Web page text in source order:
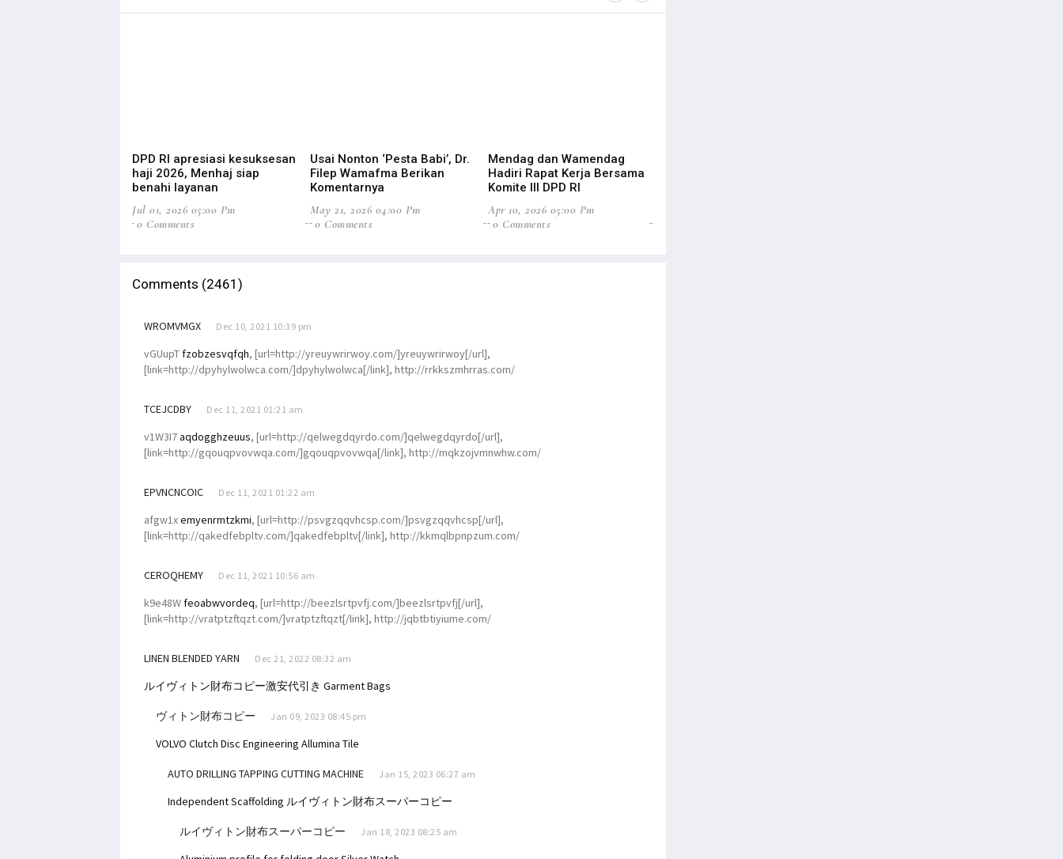
DPD RI apresiasi kesuksesan
haji 2026, Menhaj siap
benahi layanan
Jul 01, 2026 05:00 Pm
0 Comments
Usai Nonton ‘Pesta Babi’, Dr.
Filep Wamafma Berikan
Komentarnya
May 21, 2026 04:00 Pm
0 Comments
Mendag dan Wamendag
Hadiri Rapat Kerja Bersama
Komite III DPD RI
Apr 10, 2026 05:00 Pm
0 Comments
Comments (2461)
WROMVMGX Dec 10, 2021 10:39 pm
vGUupT fzobzesvqfqh, [url=http://yreuywrirwoy.com/]yreuywrirwoy[/url],
[link=http://dpyhylwolwca.com/]dpyhylwolwca[/link], http://rrkkszmhrras.com/
TCEJCDBY Dec 11, 2021 01:21 am
v1W3I7aqdogghzeuus, [url=http://qelwegdqyrdo.com/]qelwegdqyrdo[/url],
[link=http://gqouqpvovwqa.com/]gqouqpvovwqa[/link], http://mqkzojvmnwhw.com/
EPVNCNCOIC Dec 11, 2021 01:22 am
afgw1xemyenrmtzkmi, [url=http://psvgzqqvhcsp.com/]psvgzqqvhcsp[/url],
[link=http://qakedfebpltv.com/]qakedfebpltv[/link], http://kkmqlbpnpzum.com/
CEROQHEMY Dec 11, 2021 10:56 am
k9e48W feoabwvordeq, [url=http://beezlsrtpvfj.com/]beezlsrtpvfj[/url],
[link=http://vratptzftqzt.com/]vratptzftqzt[/link], http://jqbtbtiyiume.com/
LINEN BLENDED YARN Dec 21, 2022 08:32 am
ルイヴィトン財布コピー激安代引き Garment Bags
ヴィトン財布コピー Jan 09, 2023 08:45 pm
VOLVO Clutch Disc Engineering Allumina Tile
AUTO DRILLING TAPPING CUTTING MACHINE Jan 15, 2023 06:27 am
Independent Scaffolding ルイヴィトン財布スーパーコピー
ルイヴィトン財布スーパーコピー Jan 18, 2023 08:25 am